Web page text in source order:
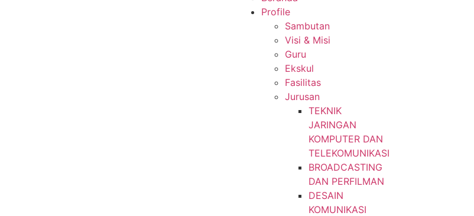
Profile
Sambutan
Visi & Misi
Guru
Ekskul
Fasilitas
Jurusan
TEKNIK
JARINGAN
KOMPUTER DAN
TELEKOMUNIKASI
BROADCASTING
DAN PERFILMAN
DESAIN
KOMUNIKASI